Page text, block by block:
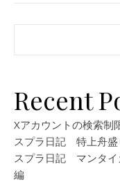
Recent
Xアカウントの検索制
スプラ日記 特上舟盛
スプラ日記 マンタ
編